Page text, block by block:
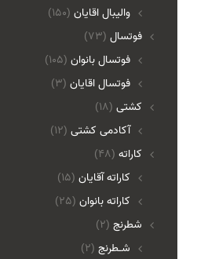
واليبال اقايان (150)
(73) فوتسال
فوتسال بانوان (105)
فوتسال اقايان (3)
(18) کشتی
آکادمی کشتی (12)
(48) کاراته
کاراته آقایان (15)
کاراته بانوان (25)
(2) شطرنج
شـطرنج (2)